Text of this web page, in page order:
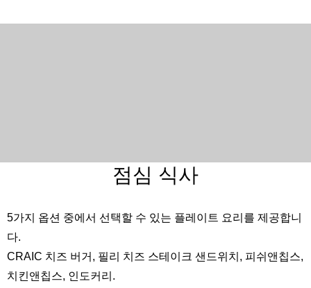
점심 식사
5가지 옵션 중에서 선택할 수 있는 플레이트 요리를 제공합니
다.
CRAIC 치즈 버거, 필리 치즈 스테이크 샌드위치, 피쉬앤칩스,
치킨앤칩스, 인도커리.